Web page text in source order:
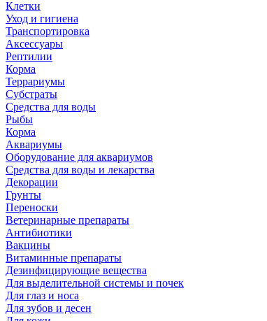
Клетки
Уход и гигиена
Транспортировка
Аксессуары
Рептилии
Корма
Террариумы
Субстраты
Средства для воды
Рыбы
Корма
Аквариумы
Оборудование для аквариумов
Средства для воды и лекарства
Декорации
Грунты
Переноски
Ветеринарные препараты
Антибиотики
Вакцины
Витаминные препараты
Дезинфицирующие вещества
Для выделительной системы и почек
Для глаз и носа
Для зубов и десен